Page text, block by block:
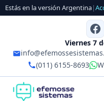
Estás en la versión Argentina|
Viernes 7
(011) 6155-8693